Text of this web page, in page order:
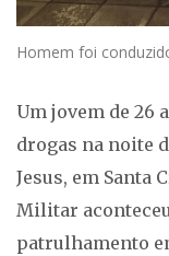
Homem foi
Um jovem de 26
drogas na noite
Jesus, em Santa
Militar
patrulhamento